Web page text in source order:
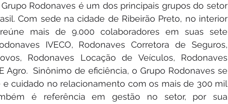
Rodonaves é um dos principais grupos do setor
Com sede na cidade de Ribeirão Preto, no interior
mais de 9.000 colaboradores em suas sete
IVECO, Rodonaves Corretora de Seguros,
Rodonaves Locação de Veículos, Rodonaves
Agro.  Sinônimo de eficiência, o Grupo Rodonaves se
cuidado no relacionamento com os mais de 300 mil
é referência em gestão no setor, por sua